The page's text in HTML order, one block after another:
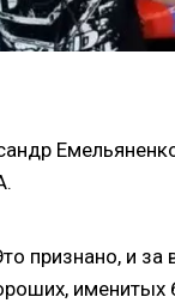
признано, и за